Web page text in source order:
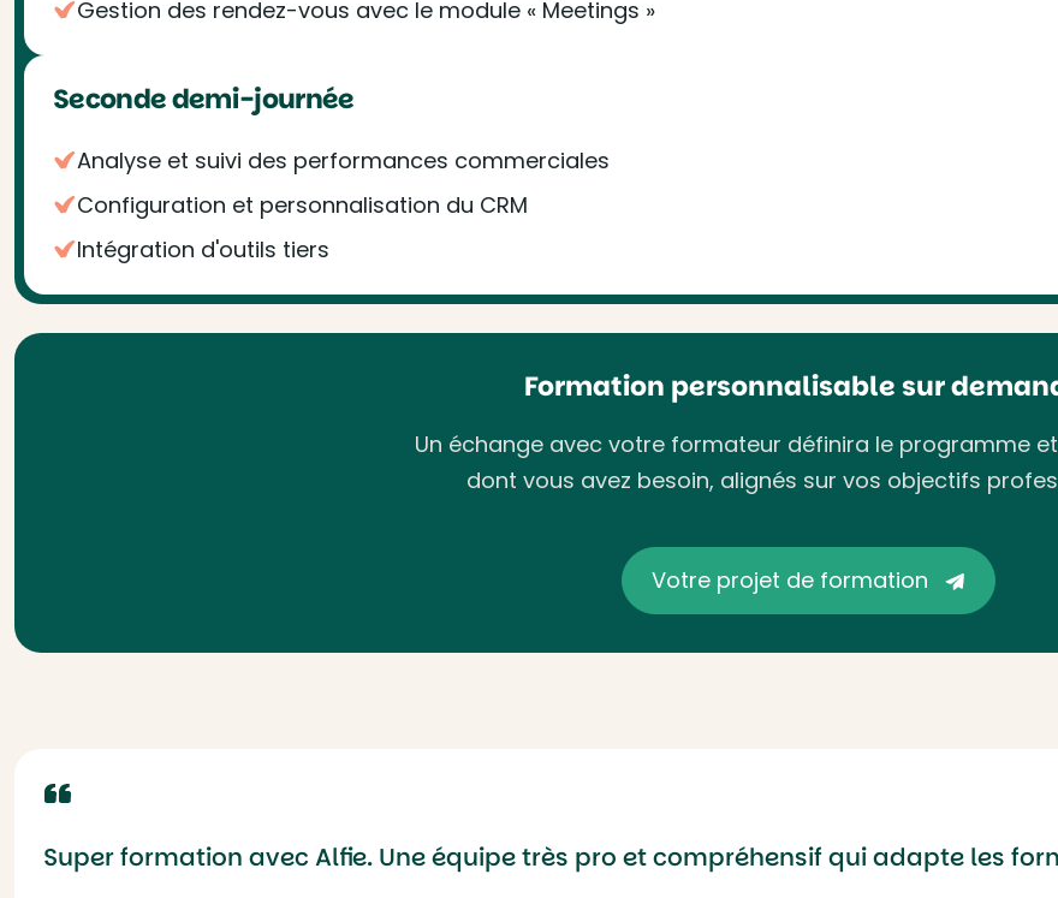
Gestion des rendez-vous avec le module « Meetings »
Seconde demi-journée
Analyse et suivi des performances commerciales
Configuration et personnalisation du CRM
Intégration d'outils tiers
Formation personnalisable sur
Un échange avec votre formateur définira le programme
dont vous avez besoin, alignés sur vos objectifs
Votre projet de formation
Super formation avec Alfie. Une équipe très pro et compréhensif qui adapte les